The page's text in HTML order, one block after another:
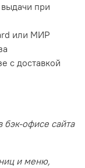
при
или МИР
с доставкой
бэк-офисе сайта
и меню,